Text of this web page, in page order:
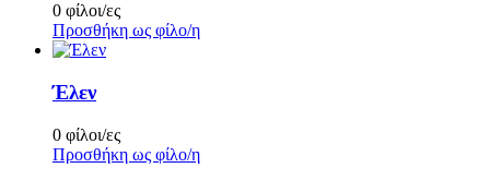
0 φίλοι/ες
Προσθήκη ως φίλο/η
Έλεν
0 φίλοι/ες
Προσθήκη ως φίλο/η